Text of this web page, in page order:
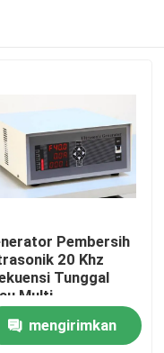
Pembersih
20 Khz
Tunggal
Multi
mengirimkan